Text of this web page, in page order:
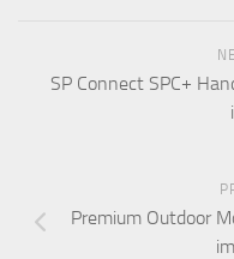
SP Connect SPC+
Premium Outdoor